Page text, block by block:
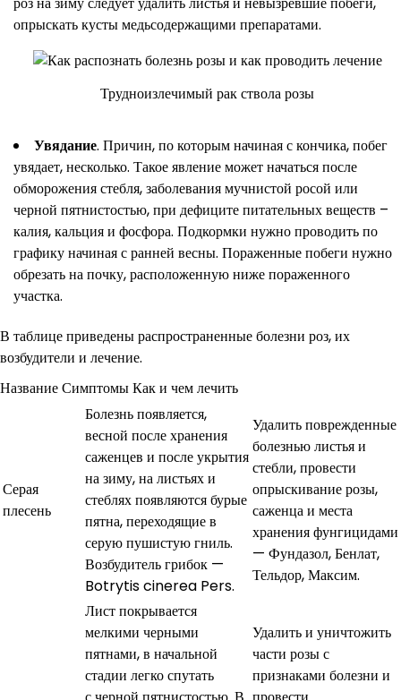
опрыскать кусты медьсодержащими препаратами.
Трудноизлечимый рак ствола розы
Увядание. Причин, по которым начиная с кончика, побег
увядает, несколько. Такое явление может начаться после
обморожения стебля, заболевания мучнистой росой или
черной пятнистостью, при дефиците питательных веществ –
калия, кальция и фосфора. Подкормки нужно проводить по
графику начиная с ранней весны. Пораженные побеги нужно
обрезать на почку, расположенную ниже пораженного
участка.
В таблице приведены распространенные болезни роз, их
возбудители и лечение.
Название Симптомы Как и чем лечить
Серая
плесень
Болезнь появляется,
весной после хранения
саженцев и после укрытия
на зиму, на листьях и
стеблях появляются бурые
пятна, переходящие в
серую пушистую гниль.
Возбудитель грибок —
Botrytis cinerea Pers.
Удалить поврежденные
болезнью листья и
стебли, провести
опрыскивание розы,
саженца и места
хранения фунгицидами
— Фундазол, Бенлат,
Тельдор, Максим.
Лист покрывается
мелкими черными
пятнами, в начальной
стадии легко спутать
Удалить и уничтожить
части розы с
признаками болезни и